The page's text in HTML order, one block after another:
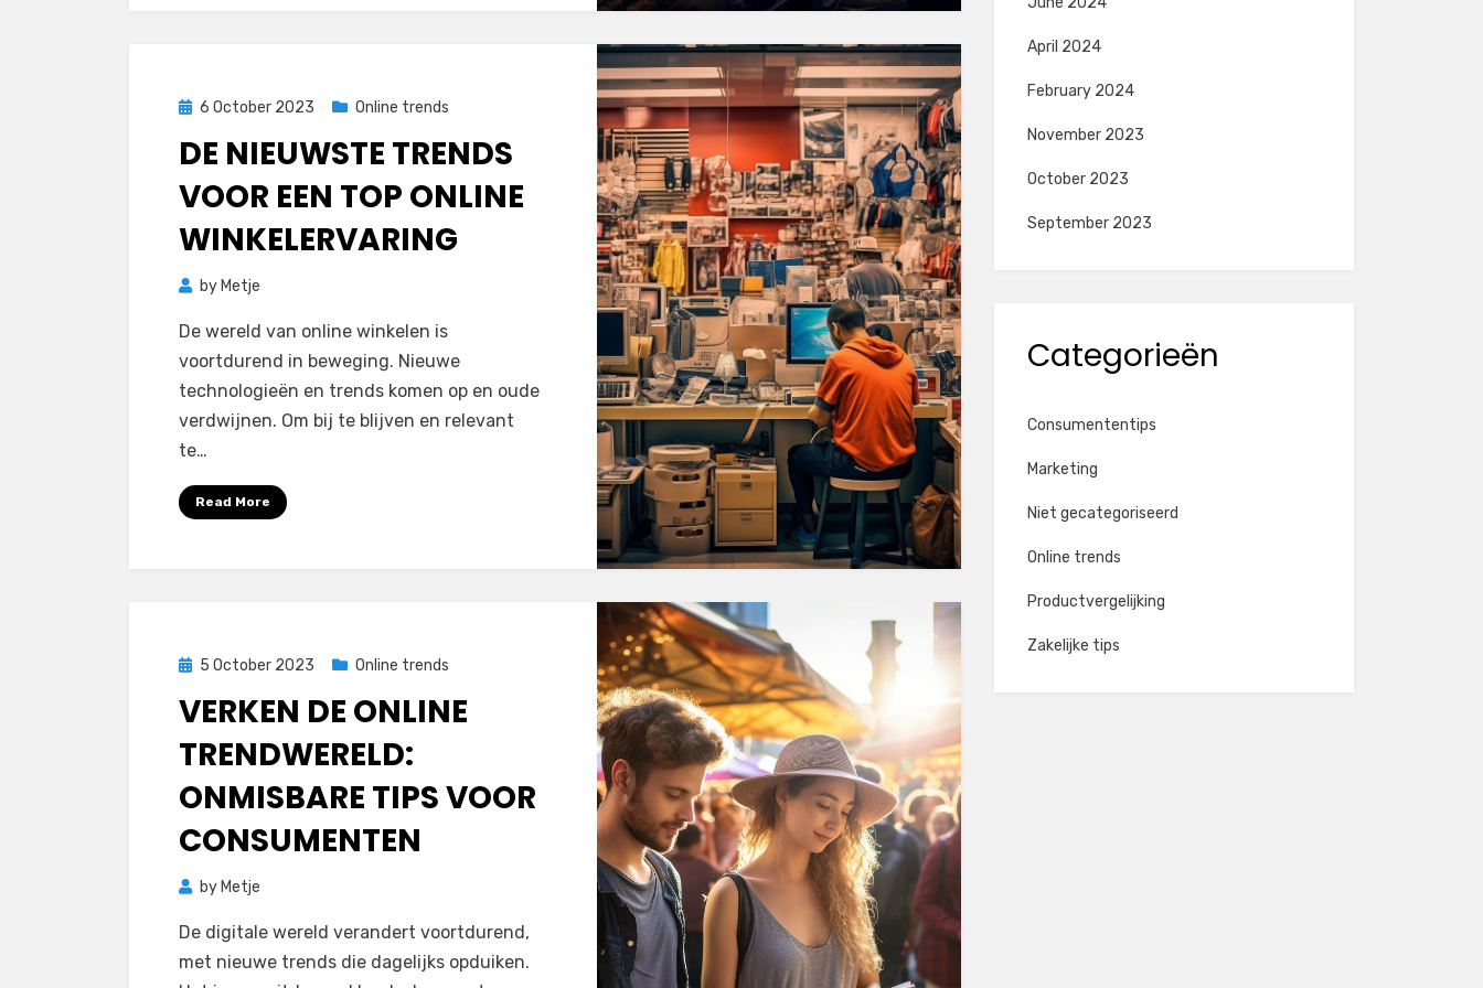
Posted
6 October 2023 Online trends
DE NIEUWSTE TRENDS
VOOR EEN TOP ONLINE
WINKELERVARING
by Metje
De wereld van online winkelen is
voortdurend in beweging. Nieuwe
technologieën en trends komen op en oude
verdwijnen. Om bij te blijven en relevant
te…
Read More
Posted
5 October 2023 Online trends
VERKEN DE ONLINE
TRENDWERELD:
ONMISBARE TIPS VOOR
CONSUMENTEN
by Metje
De digitale wereld verandert voortdurend,
met nieuwe trends die dagelijks opduiken.
April 2024
February 2024
November 2023
October 2023
September 2023
Categorieën
Consumententips
Marketing
Niet gecategoriseerd
Online trends
Productvergelijking
Zakelijke tips